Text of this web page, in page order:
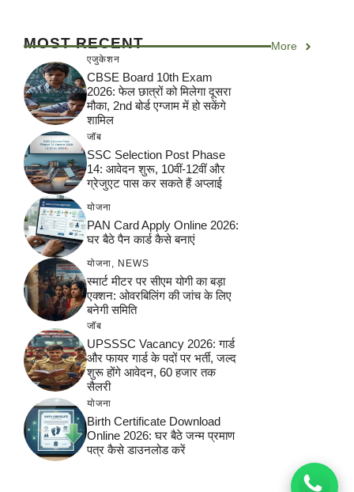
MOST RECENT More
एजुकेशन
CBSE Board 10th Exam
2026: फेल छात्रों को मिलेगा दूसरा
मौका, 2nd बोर्ड एग्जाम में हो सकेंगे
शामिल
जॉब
SSC Selection Post Phase
14: आवेदन शुरू, 10वीं-12वीं और
ग्रेजुएट पास कर सकते हैं अप्लाई
योजना
PAN Card Apply Online 2026:
घर बैठे पैन कार्ड कैसे बनाएं
योजना NEWS
स्मार्ट मीटर पर सीएम योगी का बड़ा
एक्शन: ओवरबिलिंग की जांच के लिए
बनेगी समिति
जॉब
UPSSSC Vacancy 2026: गार्ड
और फायर गार्ड के पदों पर भर्ती, जल्द
शुरू होंगे आवेदन, 60 हजार तक
सैलरी
योजना
Birth Certificate Download
Online 2026: घर बैठे जन्म प्रमाण
पत्र कैसे डाउनलोड करें